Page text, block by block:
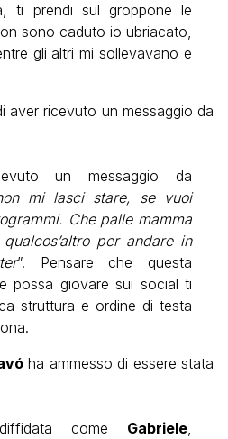
ti prendi sul groppone le
sono caduto io ubriacato,
gli altri mi sollevavano e
aver ricevuto un messaggio da
un messaggio da
mi lasci stare, se vuoi
Che palle mamma
per andare in
”. Pensare che questa
possa giovare sui social ti
struttura e ordine di testa
ha ammesso di essere stata
come Gabriele,